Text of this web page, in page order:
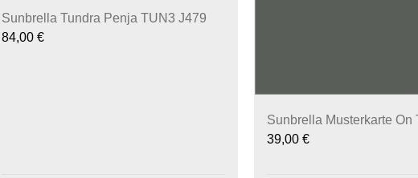
Sunbrella Tundra Penja TUN3 J479
84,00 €
Sunbrella Musterkarte On
39,00 €